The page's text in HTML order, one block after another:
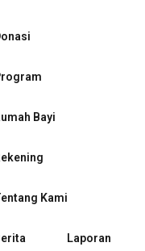
Bayi
Kami
Laporan